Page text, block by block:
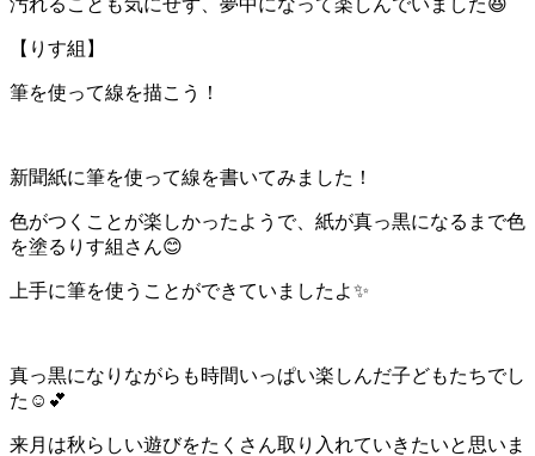
汚れることも気にせず、夢中になって楽しんでいました😆
【りす組】
筆を使って線を描こう！
新聞紙に筆を使って線を書いてみました！
色がつくことが楽しかったようで、紙が真っ黒になるまで色
を塗るりす組さん😊
上手に筆を使うことができていましたよ✨
真っ黒になりながらも時間いっぱい楽しんだ子どもたちでし
た☺️💕
来月は秋らしい遊びをたくさん取り入れていきたいと思いま